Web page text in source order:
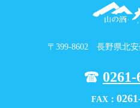
〒399-8602 長野県北安
0261-
FAX：